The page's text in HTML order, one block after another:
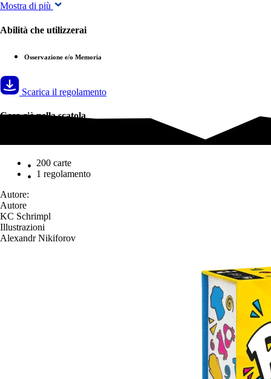
Mostra di più
Abilità che utilizzerai
Osservazione e/o Memoria
Scarica il regolamento
Cosa c'è nella scatola
200 carte
1 regolamento
Autore:
Autore
KC Schrimpl
Illustrazioni
Alexandr Nikiforov